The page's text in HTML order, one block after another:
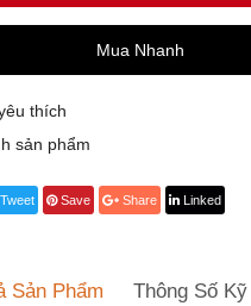
Mua Nhanh
thích
sản phẩm
Tweet Save Share Linked
Sản Phẩm
Thông Số